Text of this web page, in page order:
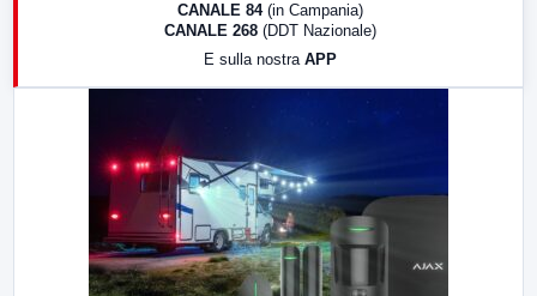
CANALE 84 (in Campania)
CANALE 268 (DDT Nazionale)
E sulla nostra APP